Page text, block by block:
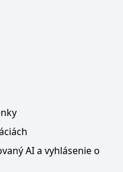
AI a vyhlásenie o